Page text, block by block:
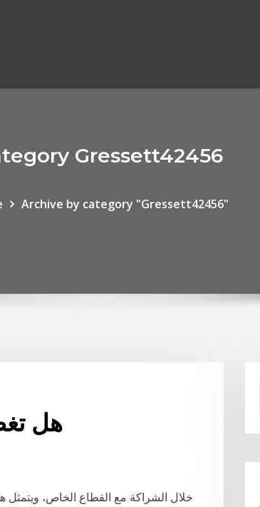
Gressett42456
Archive by category "Gressett42456"
هل